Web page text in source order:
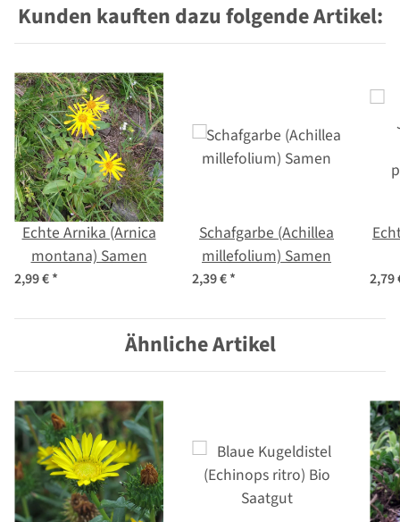
Kunden kauften dazu folgende Artikel:
Echte Arnika (Arnica
montana) Samen
2,99 €*
Schafgarbe (Achillea
millefolium) Samen
2,39 €* 2,79
Ähnliche Artikel